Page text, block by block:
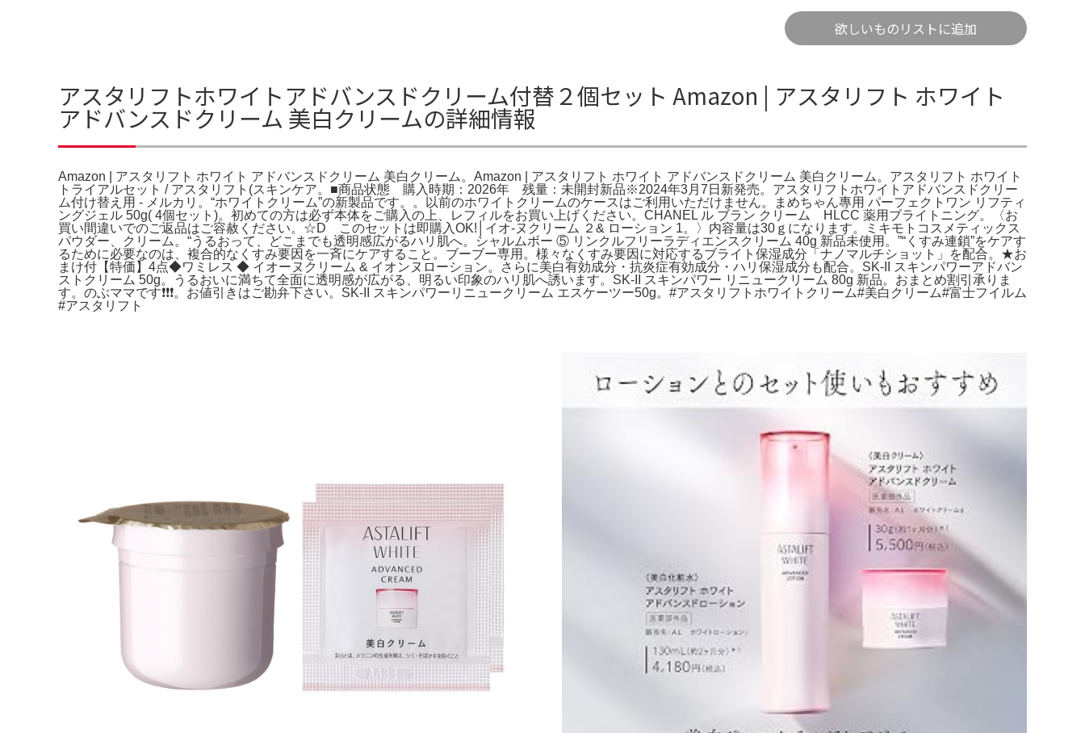
欲しいものリストに追加
アスタリフトホワイトアドバンスドクリーム付替２個セット Amazon | アスタリフト ホワイト
アドバンスドクリーム 美白クリームの詳細情報
Amazon | アスタリフト ホワイト アドバンスドクリーム 美白クリーム。Amazon | アスタリフト ホワイト アドバンスドクリーム 美白クリーム。アスタリフト ホワイト
トライアルセット / アスタリフト(スキンケア。■商品状態 購入時期：2026年 残量：未開封新品※2024年3月7日新発売。アスタリフトホワイトアドバンスドクリー
ム付け替え用 - メルカリ。“ホワイトクリーム”の新製品です。。以前のホワイトクリームのケースはご利用いただけません。まめちゃん專用 パーフェクトワン リフティ
ングジェル 50g( 4個セット)。初めての方は必ず本体をご購入の上、レフィルをお買い上げください。CHANEL ル ブラン クリーム HLCC 薬用ブライトニング。〈お
買い間違いでのご返品はご容赦ください。☆D このセットは即購入OK!│イオ-ヌクリーム ２& ローション 1。〉内容量は30ｇになります。ミキモトコスメティックス
パウダー、クリーム。“うるおって、どこまでも透明感広がるハリ肌へ。シャルムボー ⑤ リンクルフリーラディエンスクリーム 40g 新品未使用。”“くすみ連鎖”をケアす
るために必要なのは、複合的なくすみ要因を一斉にケアすること。ブーブー専用。様々なくすみ要因に対応するブライト保湿成分「ナノマルチショット」を配合。★お
まけ付【特価】4点◆ワミレス ◆ イオーヌクリーム & イオンヌローション。さらに美白有効成分・抗炎症有効成分・ハリ保湿成分も配合。SK-II スキンパワーアドバン
ストクリーム 50g。うるおいに満ちて全面に透明感が広がる、明るい印象のハリ肌へ誘います。SK-II スキンパワー リニュークリーム 80g 新品。おまとめ割引承りま
す。のぶママです❗️❗️❗️。お値引きはご勘弁下さい。SK-II スキンパワーリニュークリーム エスケーツー50g。#アスタリフトホワイトクリーム#美白クリーム#富士フイルム
#アスタリフト